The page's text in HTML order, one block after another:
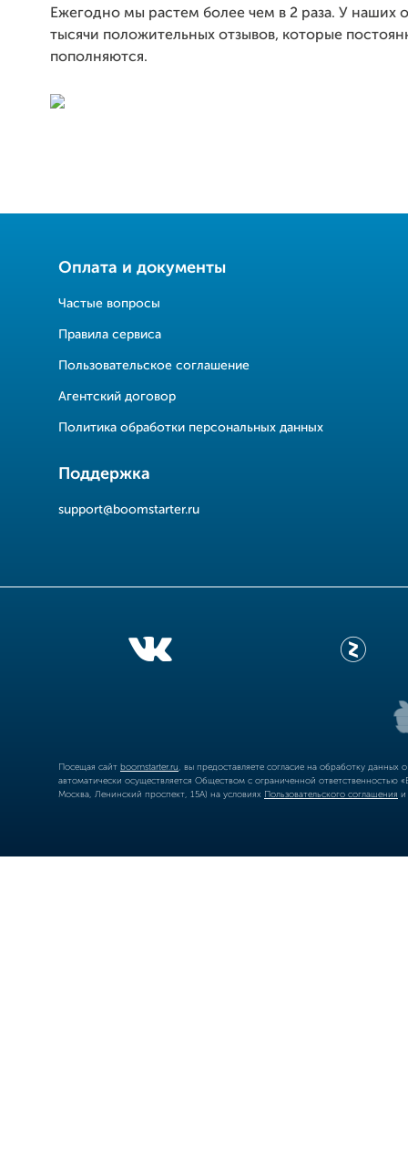
Ежегодно мы растем более чем в 2 раза. У наших
тысячи положительных отзывов, которые
пополняются.
Оплата и документы
Частые вопросы
Правила сервиса
Пользовательское соглашение
Агентский договор
Политика обработки персональных данных
Поддержка
support@boomstarter.ru
Посещая сайт boomstarter.ru , вы предоставляете согласие на обработку
автоматически осуществляется Обществом с ограниченной
Москва, Ленинский проспект, 15А) на условиях Пользовательского соглашения и